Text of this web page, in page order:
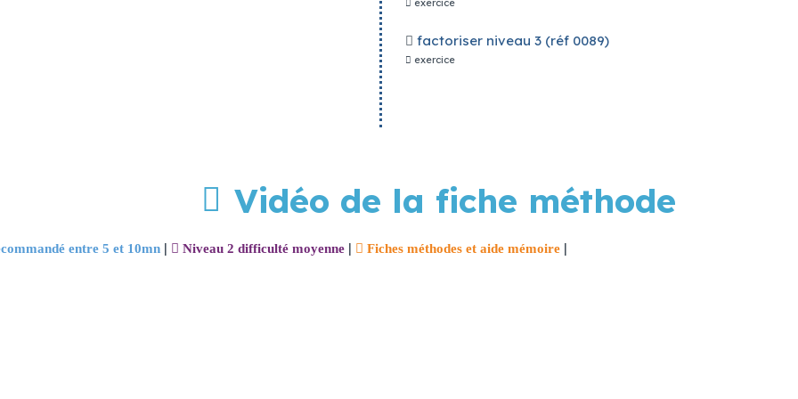
2 et des 3 contre la carte faible des croupiers est qu'elle leur donne la chance de profiter de cette situation en
de remplir les conditions de mise, vous sacrifiez définitivement votre bonus et tous les gains accumulés.
exercice
factoriser niveau 3 (réf 0089)
exercice
Vidéo de la fiche méthode
entre 5 et 10mn | Niveau 2 difficulté moyenne | Fiches méthodes et aide mémoire |